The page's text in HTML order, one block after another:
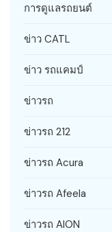
การดูแลรถยนต์
ข่าว CATL
ข่าว รถแคมป์
ข่าวรถ
ข่าวรถ 212
ข่าวรถ Acura
ข่าวรถ Afeela
ข่าวรถ AION